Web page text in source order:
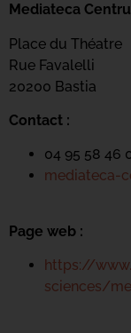
Mediateca
Place du Théatre
Rue Favalelli
20200 Bastia
Contact :
04 95 58 46
mediateca-
Page web :
https://
sciences/